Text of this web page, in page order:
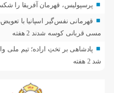
پرسپولیس، قهرمان آفریقا را
قهرمانی نفس‌گیر اسپانیا با
مسی قربانی کوسه شدند 2 هفته
پادشاهی بر تختِ اراده؛ تیم ملی
شد 2 هفته